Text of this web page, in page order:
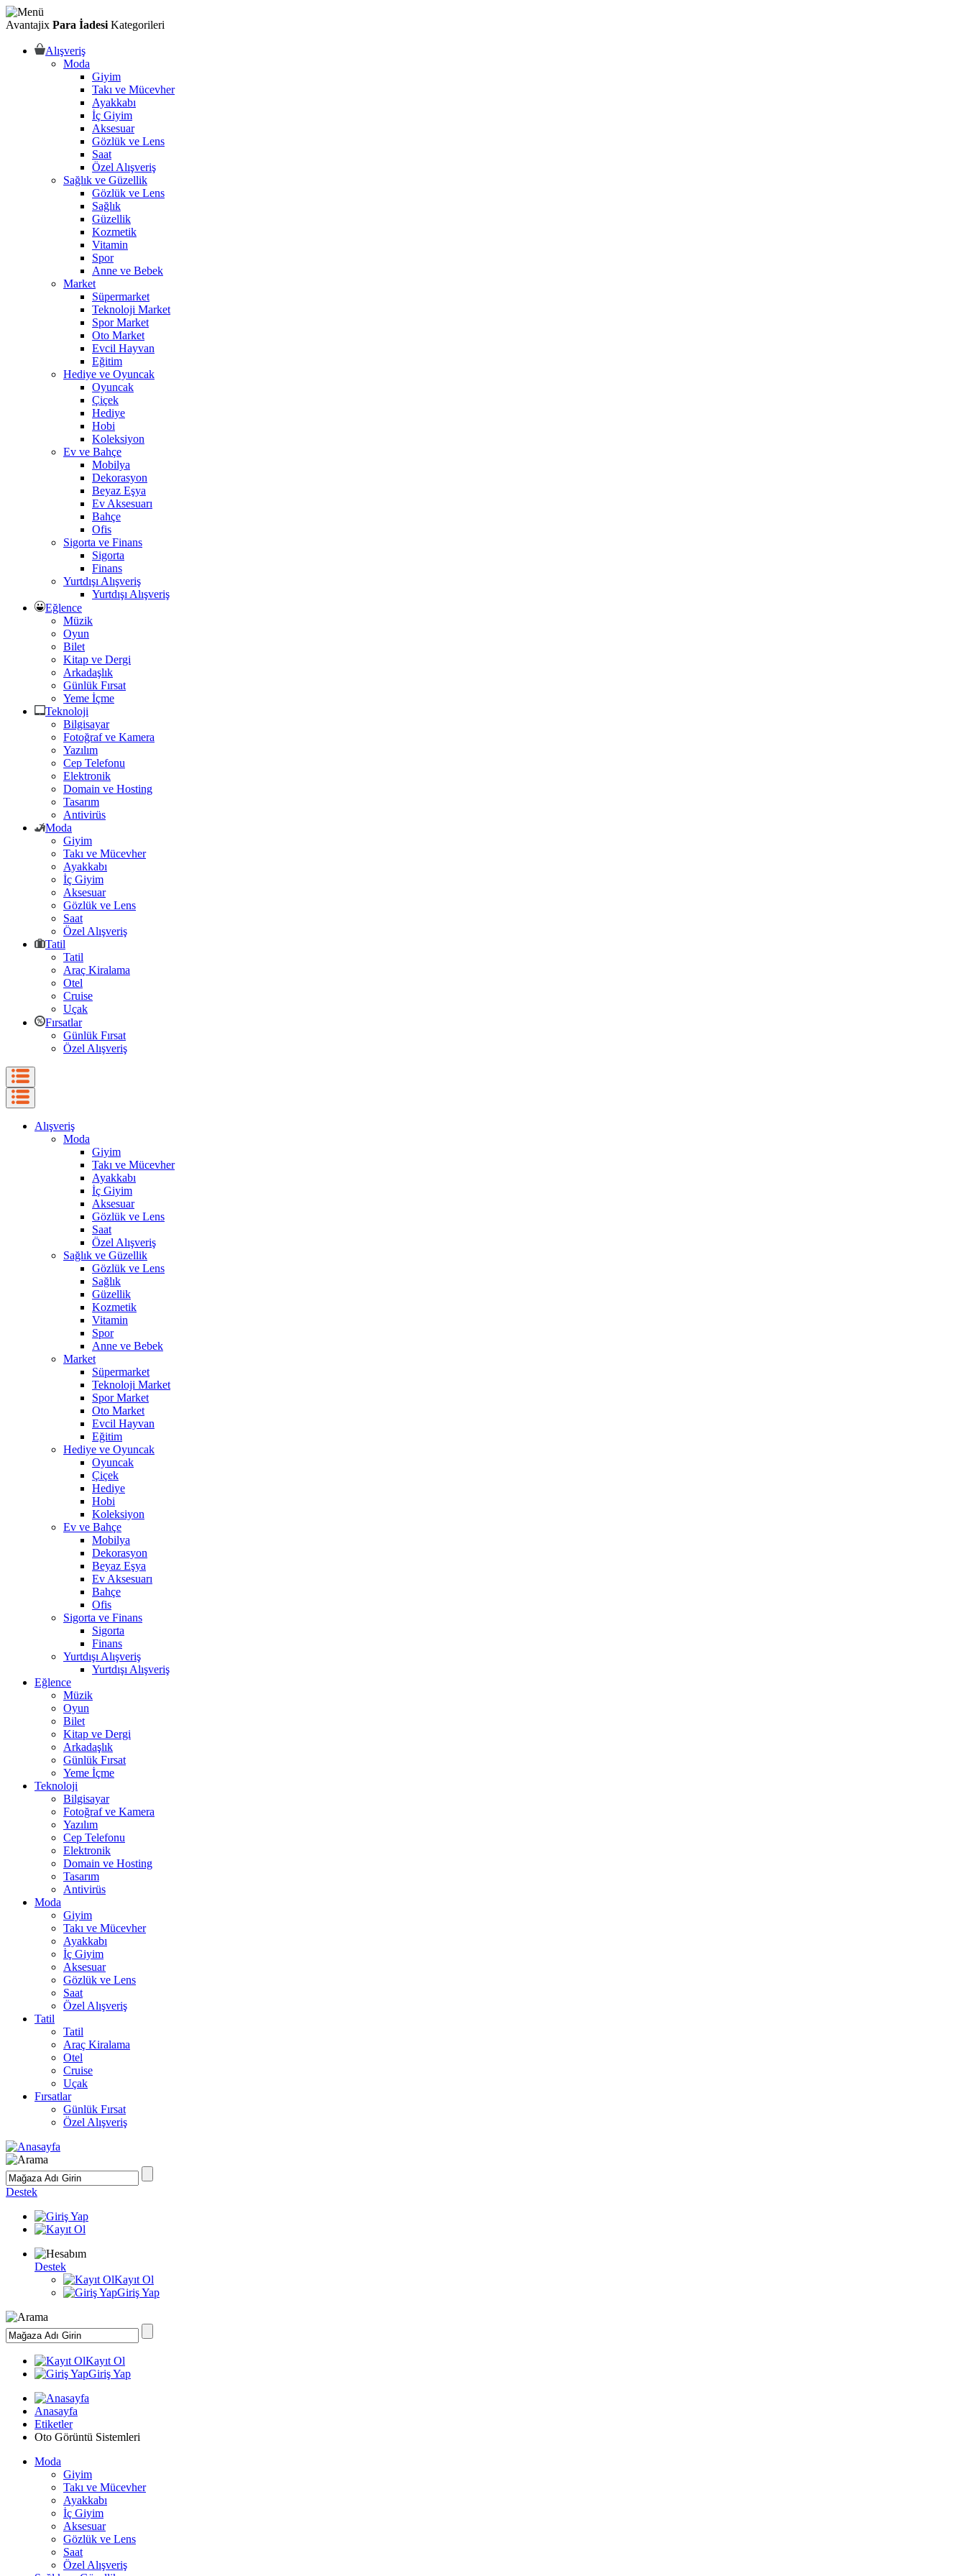
Avantajix Para İadesi Kategorileri
Alışveriş
Moda
Giyim
Takı ve Mücevher
Ayakkabı
İç Giyim
Aksesuar
Gözlük ve Lens
Saat
Özel Alışveriş
Sağlık ve Güzellik
Gözlük ve Lens
Sağlık
Güzellik
Kozmetik
Vitamin
Spor
Anne ve Bebek
Market
Süpermarket
Teknoloji Market
Spor Market
Oto Market
Evcil Hayvan
Eğitim
Hediye ve Oyuncak
Oyuncak
Çiçek
Hediye
Hobi
Koleksiyon
Ev ve Bahçe
Mobilya
Dekorasyon
Beyaz Eşya
Ev Aksesuarı
Bahçe
Ofis
Sigorta ve Finans
Sigorta
Finans
Yurtdışı Alışveriş
Yurtdışı Alışveriş
Eğlence
Müzik
Oyun
Bilet
Kitap ve Dergi
Arkadaşlık
Günlük Fırsat
Yeme İçme
Teknoloji
Bilgisayar
Fotoğraf ve Kamera
Yazılım
Cep Telefonu
Elektronik
Domain ve Hosting
Tasarım
Antivirüs
Moda
Giyim
Takı ve Mücevher
Ayakkabı
İç Giyim
Aksesuar
Gözlük ve Lens
Saat
Özel Alışveriş
Tatil
Tatil
Araç Kiralama
Otel
Cruise
Uçak
Fırsatlar
Günlük Fırsat
Özel Alışveriş
Alışveriş
Moda
Giyim
Takı ve Mücevher
Ayakkabı
İç Giyim
Aksesuar
Gözlük ve Lens
Saat
Özel Alışveriş
Sağlık ve Güzellik
Gözlük ve Lens
Sağlık
Güzellik
Kozmetik
Vitamin
Spor
Anne ve Bebek
Market
Süpermarket
Teknoloji Market
Spor Market
Oto Market
Evcil Hayvan
Eğitim
Hediye ve Oyuncak
Oyuncak
Çiçek
Hediye
Hobi
Koleksiyon
Ev ve Bahçe
Mobilya
Dekorasyon
Beyaz Eşya
Ev Aksesuarı
Bahçe
Ofis
Sigorta ve Finans
Sigorta
Finans
Yurtdışı Alışveriş
Yurtdışı Alışveriş
Eğlence
Müzik
Oyun
Bilet
Kitap ve Dergi
Arkadaşlık
Günlük Fırsat
Yeme İçme
Teknoloji
Bilgisayar
Fotoğraf ve Kamera
Yazılım
Cep Telefonu
Elektronik
Domain ve Hosting
Tasarım
Antivirüs
Moda
Giyim
Takı ve Mücevher
Ayakkabı
İç Giyim
Aksesuar
Gözlük ve Lens
Saat
Özel Alışveriş
Tatil
Tatil
Araç Kiralama
Otel
Cruise
Uçak
Fırsatlar
Günlük Fırsat
Özel Alışveriş
Destek
Destek
Kayıt Ol
Giriş Yap
Kayıt Ol
Giriş Yap
Anasayfa
Etiketler
Oto Görüntü Sistemleri
Moda
Giyim
Takı ve Mücevher
Ayakkabı
İç Giyim
Aksesuar
Gözlük ve Lens
Saat
Özel Alışveriş